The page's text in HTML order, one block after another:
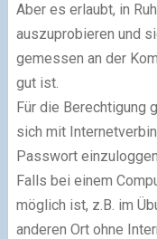
Aber es erlaubt, in
auszuprobieren und
gemessen an der
gut ist.
Für die Berechtigung
sich mit
Passwort
Falls bei einem
möglich ist, z.B. im
anderen Ort ohne